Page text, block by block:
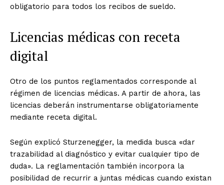
obligatorio para todos los recibos de sueldo.
Licencias médicas con receta
digital
Otro de los puntos reglamentados corresponde al
régimen de licencias médicas. A partir de ahora, las
licencias deberán instrumentarse obligatoriamente
mediante receta digital.
Según explicó Sturzenegger, la medida busca «dar
trazabilidad al diagnóstico y evitar cualquier tipo de
duda». La reglamentación también incorpora la
posibilidad de recurrir a juntas médicas cuando existan